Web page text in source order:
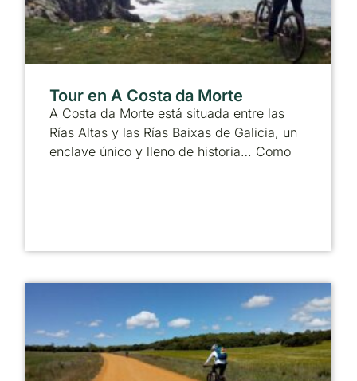
Tour en A Costa da Morte
A Costa da Morte está situada entre las
Rías Altas y las Rías Baixas de Galicia, un
enclave único y lleno de historia… Como